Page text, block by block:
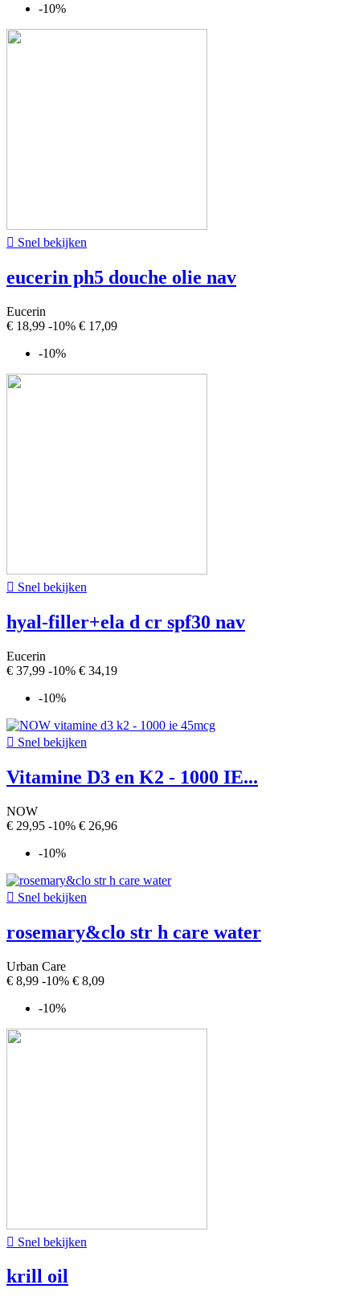
-10%
 Snel bekijken
eucerin ph5 douche olie nav
Eucerin
€ 18,99 -10% € 17,09
-10%
 Snel bekijken
hyal-filler+ela d cr spf30 nav
Eucerin
€ 37,99 -10% € 34,19
-10%
 Snel bekijken
Vitamine D3 en K2 - 1000 IE...
NOW
€ 29,95 -10% € 26,96
-10%
 Snel bekijken
rosemary&clo str h care water
Urban Care
€ 8,99 -10% € 8,09
-10%
 Snel bekijken
krill oil